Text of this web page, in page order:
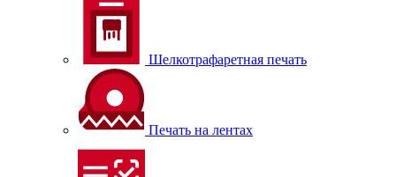
Шелкотрафаретная печать
Печать на лентах